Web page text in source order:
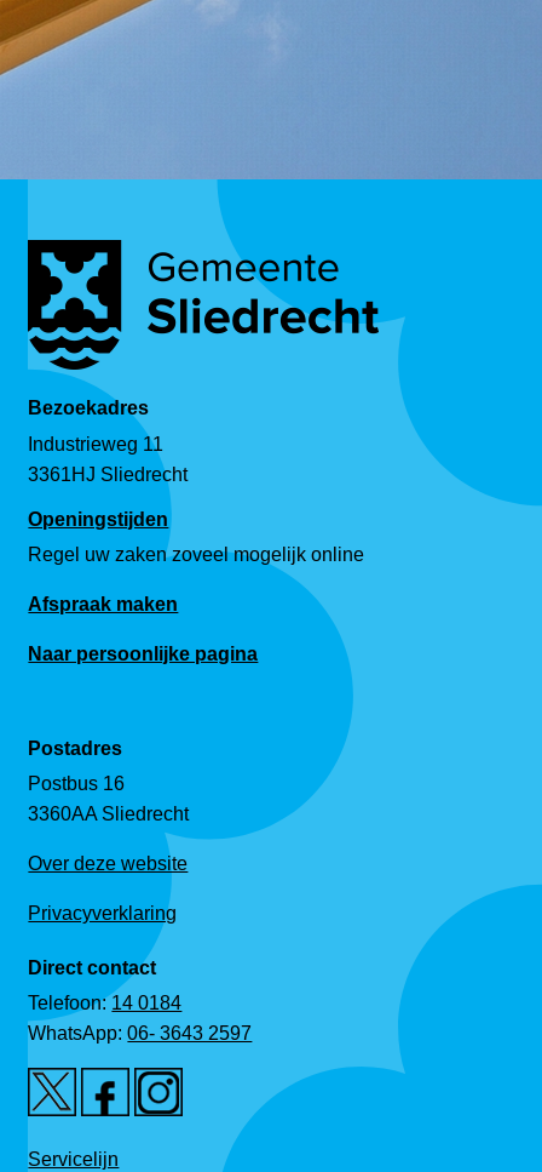
Bezoekadres
Industrieweg 11
3361HJ Sliedrecht
Openingstijden
Regel uw zaken zoveel mogelijk online
Afspraak maken
Naar persoonlijke pagina
Postadres
Postbus 16
3360AA Sliedrecht
Over deze website
Privacyverklaring
Direct contact
Telefoon:14 0184
WhatsApp:06- 3643 2597
Servicelijn